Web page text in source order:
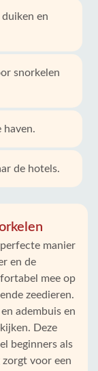
en
snorkelen
haven.
de hotels.
manier
en de
mee op
zeedieren.
adembuis en
Deze
beginners als
zorgt voor een